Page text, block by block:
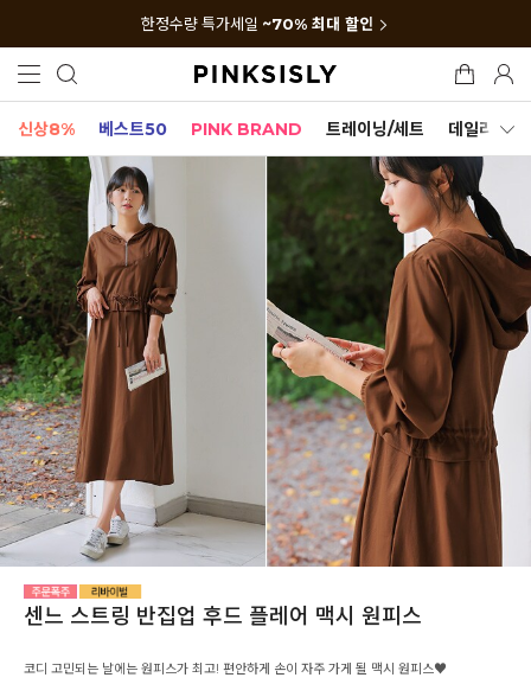
한정수량 특가세일 ~70% 최대 할인
신상8% 베스트50 PINK BRAND 트레이닝/세트 데일리세트
센느 스트링 반집업 후드 플레어 맥시 원피스
코디 고민되는 날에는 원피스가 최고! 편안하게 손이 자주 가게 될 맥시 원피스♥